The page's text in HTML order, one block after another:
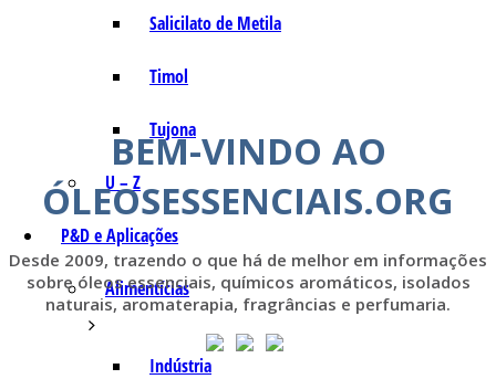
Salicilato de Metila
Timol
Tujona
U – Z
P&D e Aplicações
Alimentícias
Indústria
BEM-VINDO AO
ÓLEOSESSENCIAIS.ORG
Desde 2009, trazendo o que há de melhor em informações
sobre óleos essenciais, químicos aromáticos, isolados
naturais, aromaterapia, fragrâncias e perfumaria.